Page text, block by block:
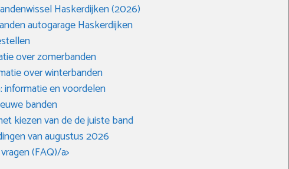
Haskerdijken (2026)
autogarage Haskerdijken
over zomerbanden
over winterbanden
informatie en voordelen
banden
kiezen van de de juiste band
van augustus 2026
(FAQ)/a>